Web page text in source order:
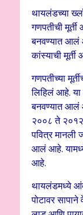
थायलंडच्या
गणपतीची
बनवण्यात आलं
कांस्याची मूर्ती
गणपतीच्या
लिहिलं आहे. या
बनवण्यात आलं
२००८ ते
पवित्र मानली
आलं आहे.
आहे.
थायलंडमध्ये
पोटावर